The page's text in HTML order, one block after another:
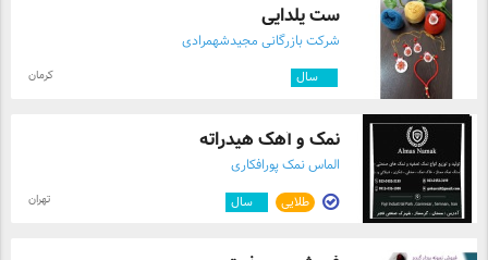
ست یلدایی
شرکت بازرگانی مجیدشهمرادی
سال کرمان
نمک و آهک هیدراته
الماس نمک پورافکاری
طلایی سال تهران